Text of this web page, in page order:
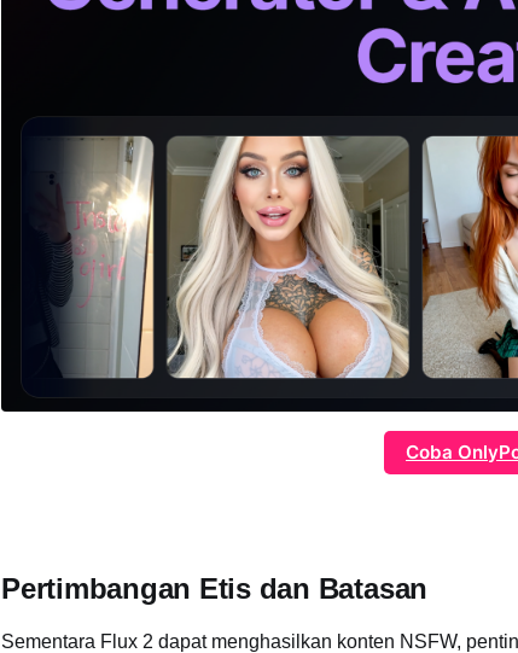
Coba
Pertimbangan Etis dan Batasan
Sementara Flux 2 dapat menghasilkan konten NSFW,